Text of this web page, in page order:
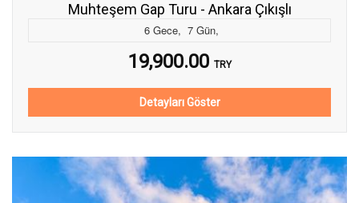
Muhteşem Gap Turu - Ankara Çıkışlı
6 Gece, 7 Gün,
19,900.00 TRY
Detayları Göster